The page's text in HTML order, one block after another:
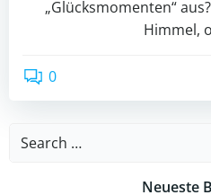
„Glücksmomenten“
Himmel,
0
Search
Neueste